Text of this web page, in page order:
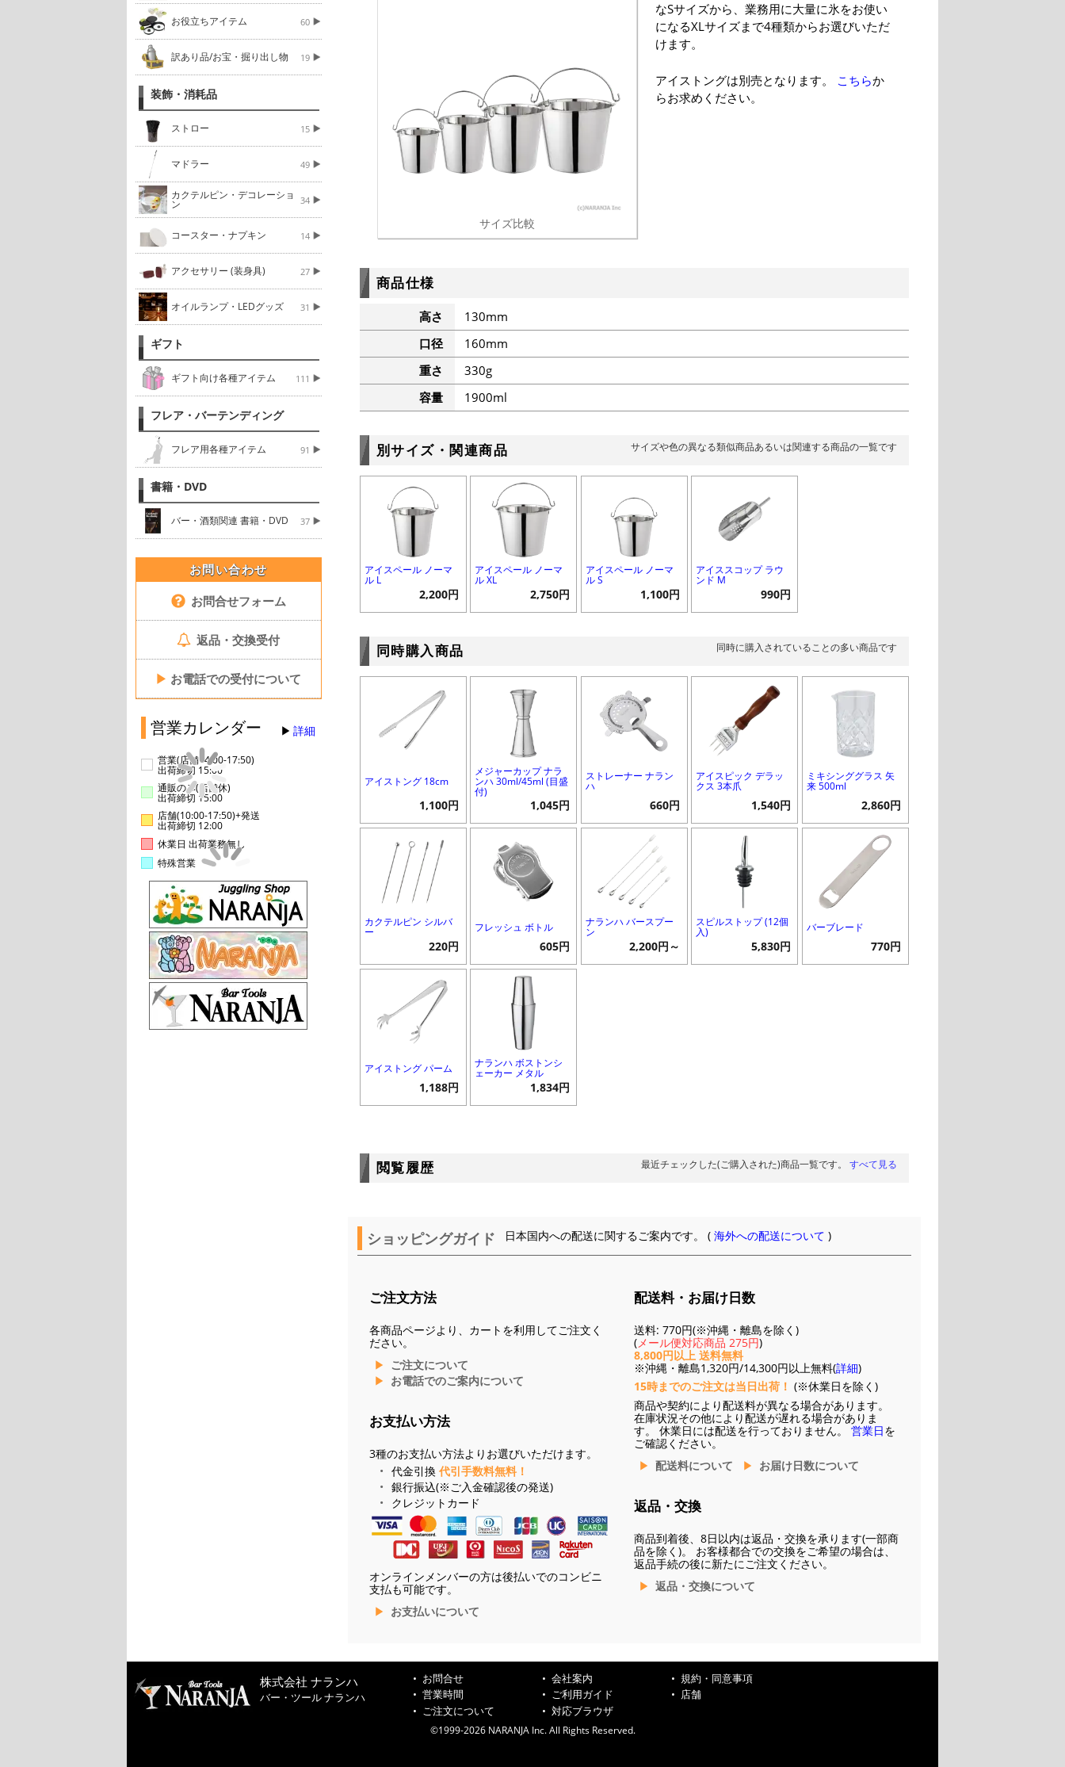
お役立ちアイテム 60
訳あり品/お宝・掘り出し物 19
装飾・消耗品
ストロー 15
マドラー 49
カクテルピン・デコレーショ
ン 34
コースター・ナプキン 14
アクセサリー (装身具) 27
オイルランプ・LEDグッズ 31
ギフト
ギフト向け各種アイテム 111
フレア・バーテンディング
フレア用各種アイテム 91
書籍・DVD
バー・酒類関連 書籍・DVD 37
お問い合わせ
お問合せフォーム
返品・交換受付
▶ お電話での受付について
営業カレンダー 詳細
営業(店舗14:00-17:50)
出荷締切 15:00
通販のみ(店舗休)
出荷締切 15:00
店舗(10:00-17:50)+発送
出荷締切 12:00
休業日 出荷業務無し
特殊営業
サイズ比較
なSサイズから、業務用に大量に氷をお使い
になるXLサイズまで4種類からお選びいただ
けます。
アイストングは別売となります。 こちらか
らお求めください。
商品仕様
高さ
130mm
口径
160mm
重さ
330g
容量
1900ml
別サイズ・関連商品 サイズや色の異なる類似商品あるいは関連する商品の一覧です
アイスペール ノーマ
ル L
2,200円
アイスペール ノーマ
ル XL
2,750円
アイスペール ノーマ
ル S
1,100円
アイススコップ ラウ
ンド M
990円
同時購入商品 同時に購入されていることの多い商品です
アイストング 18cm
1,100円
メジャーカップ ナラ
ンハ 30ml/45ml (目盛
付)
1,045円
ストレーナー ナラン
ハ
660円
アイスピック デラッ
クス 3本爪
1,540円
ミキシンググラス 矢
来 500ml
2,860円
カクテルピン シルバ
ー
220円
フレッシュ ボトル
605円
ナランハ バースプー
ン
2,200円～
スピルストップ (12個
入)
5,830円
バーブレード
770円
アイストング パーム
1,188円
ナランハ ボストンシ
ェーカー メタル
1,834円
閲覧履歴 最近チェックした(ご購入された)商品一覧です。 すべて見る
ショッピングガイド 日本国内への配送に関するご案内です。 (海外への配送について )
ご注文方法
各商品ページより、カートを利用してご注文く
ださい。
ご注文について
お電話でのご案内について
お支払い方法
3種のお支払い方法よりお選びいただけます。
代金引換 代引手数料無料！
銀行振込(※ご入金確認後の発送)
クレジットカード
オンラインメンバーの方は後払いでのコンビニ
支払も可能です。
お支払いについて
配送料・お届け日数
送料: 770円(※沖縄・離島を除く)
(メール便対応商品 275円)
8,800円以上 送料無料
※沖縄・離島1,320円/14,300円以上無料(詳細)
15時までのご注文は当日出荷！ (※休業日を除く)
商品や契約により配送料が異なる場合があります。
在庫状況その他により配送が遅れる場合がありま
す。 休業日には配送を行っておりません。 営業日を
ご確認ください。
配送料について
お届け日数について
返品・交換
商品到着後、8日以内は返品・交換を承ります(一部商
品を除く)。 お客様都合での交換をご希望の場合は、
返品手続の後に新たにご注文ください。
返品・交換について
株式会社 ナランハ
バー・ツール ナランハ
お問合せ 会社案内
規約・同意事項
営業時間
ご利用ガイド
店舗
ご注文について
対応ブラウザ
©1999-2026 NARANJA Inc. All Rights Reserved.